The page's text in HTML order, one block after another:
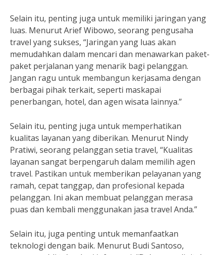
Selain itu, penting juga untuk memiliki jaringan yang
luas. Menurut Arief Wibowo, seorang pengusaha
travel yang sukses, “Jaringan yang luas akan
memudahkan dalam mencari dan menawarkan paket-
paket perjalanan yang menarik bagi pelanggan.
Jangan ragu untuk membangun kerjasama dengan
berbagai pihak terkait, seperti maskapai
penerbangan, hotel, dan agen wisata lainnya.”
Selain itu, penting juga untuk memperhatikan
kualitas layanan yang diberikan. Menurut Nindy
Pratiwi, seorang pelanggan setia travel, “Kualitas
layanan sangat berpengaruh dalam memilih agen
travel. Pastikan untuk memberikan pelayanan yang
ramah, cepat tanggap, dan profesional kepada
pelanggan. Ini akan membuat pelanggan merasa
puas dan kembali menggunakan jasa travel Anda.”
Selain itu, juga penting untuk memanfaatkan
teknologi dengan baik. Menurut Budi Santoso,